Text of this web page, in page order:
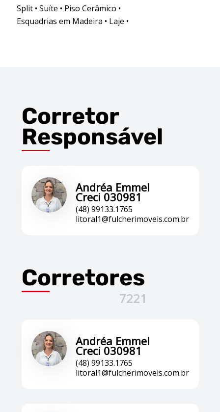
Split • Suíte • Piso Cerâmico •
Esquadrias em Madeira • Laje •
Corretor
Responsável
Andréa Emmel
Creci 030981
(48) 99133.1765
litoral1@fulcherimoveis.com.br
Corretores
7221
Andréa Emmel
Creci 030981
(48) 99133.1765
litoral1@fulcherimoveis.com.br